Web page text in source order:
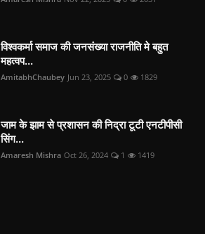
विश्वकर्मा समाज की जनसंख्या राजनीति मे बहुत
महत्वप...
AmitabhChaubey Jun 23, 2025 0 1829
जाम के झाम से प्रशासन की निद्रा टूटी एनटीपीसी
सिंग...
Amaresh Mishra Oct 26, 2024 1 1419